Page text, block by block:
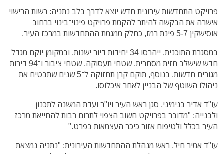
פרויקט התחדשות עירונית חדש יוצא לדרך בלב נתניה: רשות הרישוי
אישרה את הבקשה להיתר להקמת פרויקט פינוי־בינוי ברחוב
אוסישקין 5-7 פינת רמז, כחלק ממגמת ההתחדשות במרכז העיר.
במסגרת התוכנית, ייהרסו 34 יחידות דיור ישנות, ובמקומן יוקם מגדל
חדש שישלב חזית מסחרית, שטחי תעסוקה, שטחי ציבור ו־94 דירות
מגורים חדשות. בנוסף, תוקם קרן תחזוקה ל־5 שנים שתבטיח את
ניהולו השוטף של הבניין לאחר איכלוסו.
עו"ד אדיר בנימיני, סגן ראש העיר ויו"ר ועדת המשנה לתכנון
ולבנייה: "מדובר בפרויקט חשוב הצפוי לתרום רבות להחייאת מרכז
העיר בכלל ולטיפוח אזור כיכר העצמאות בפרט."
עו"ד אמיר חיל, ראש מנהלת ההתחדשות העירונית: "נתניה נמצאת